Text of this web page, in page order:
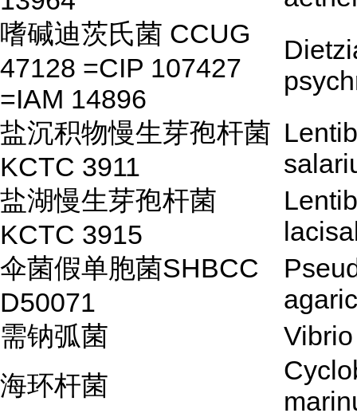
嗜碱迪茨氏菌 CCUG
47128 =CIP 107427
=IAM 14896
盐沉积物慢生芽孢杆菌
KCTC 3911
盐湖慢生芽孢杆菌
KCTC 3915
伞菌假单胞菌SHBCC
D50071
需钠弧菌
海环杆菌